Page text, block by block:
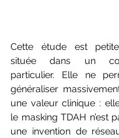
Cette étude est
située dans un
particulier. Elle ne
généraliser
une valeur clinique :
le masking TDAH n’est
une invention de